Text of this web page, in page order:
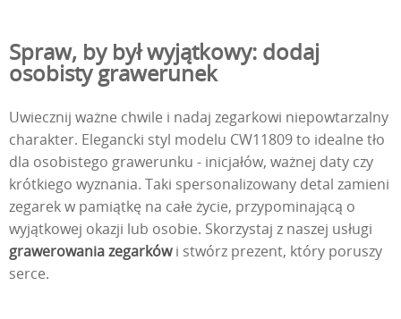
Spraw, by był wyjątkowy: dodaj
osobisty grawerunek
Uwiecznij ważne chwile i nadaj zegarkowi niepowtarzalny
charakter. Elegancki styl modelu CW11809 to idealne tło
dla osobistego grawerunku - inicjałów, ważnej daty czy
krótkiego wyznania. Taki spersonalizowany detal zamieni
zegarek w pamiątkę na całe życie, przypominającą o
wyjątkowej okazji lub osobie. Skorzystaj z naszej usługi
grawerowania zegarkówi stwórz prezent, który poruszy
serce.